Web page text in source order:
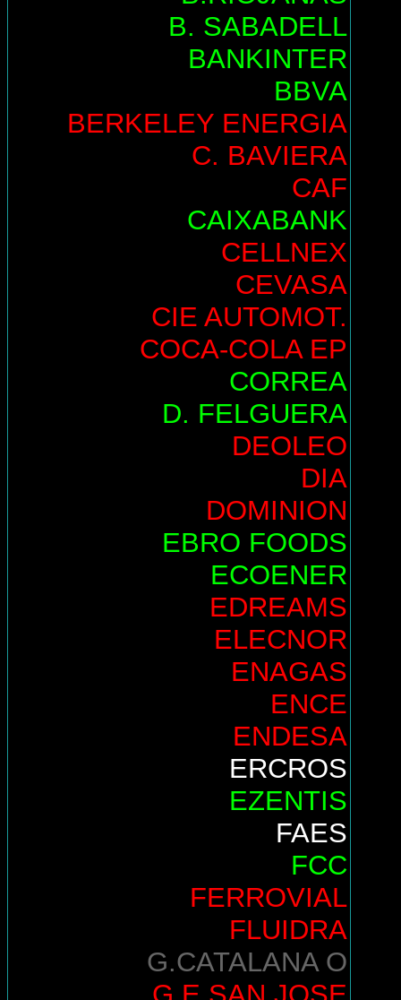
B. SABADELL
BANKINTER
BBVA
BERKELEY ENERGIA
C. BAVIERA
CAF
CAIXABANK
CELLNEX
CEVASA
CIE AUTOMOT.
COCA-COLA EP
CORREA
D. FELGUERA
DEOLEO
DIA
DOMINION
EBRO FOODS
ECOENER
EDREAMS
ELECNOR
ENAGAS
ENCE
ENDESA
ERCROS
EZENTIS
FAES
FCC
FERROVIAL
FLUIDRA
G.CATALANA O